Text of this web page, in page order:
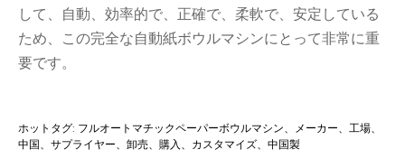
して、自動、効率的で、正確で、柔軟で、安定している
ため、この完全な自動紙ボウルマシンにとって非常に重
要です。
ホットタグ: フルオートマチックペーパーボウルマシン、メーカー、工場、
中国、サプライヤー、卸売、購入、カスタマイズ、中国製